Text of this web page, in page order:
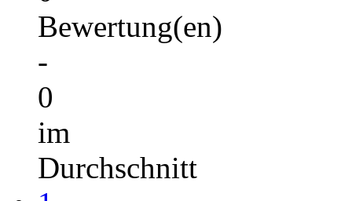
Bewertung(en)
-
0
im
Durchschnitt